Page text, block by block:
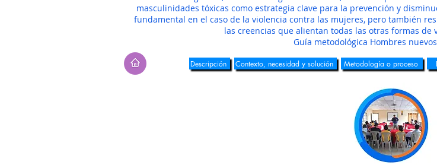
masculinidades tóxicas como estrategia clave para la prevención y
fundamental en el caso de la violencia contra las mujeres, pero también
las creencias que alientan todas las otras formas de
Guía metodológica Hombres
Descripción Contexto, necesidad y solución Metodología o proceso